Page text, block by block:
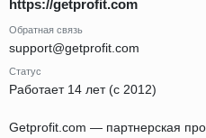
https://getprofit.com
Обратная связь
support@getprofit.com
Статус
Работает 14 лет (с 2012)
Getprofit.com — партнерская